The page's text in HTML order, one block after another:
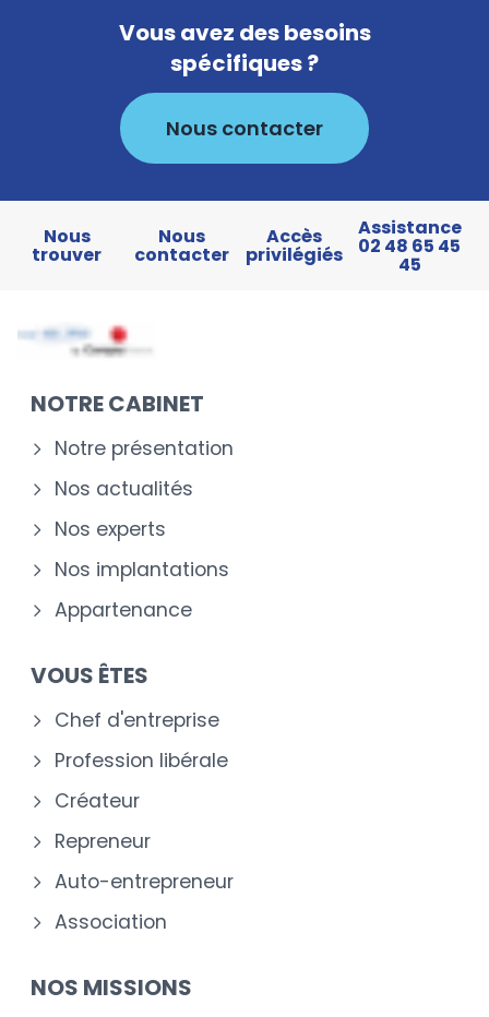
Vous avez des besoins
spécifiques ?
Nous contacter
Nous
trouver
Nous
contacter
Accès
privilégiés
Assistance
02 48 65 45
45
NOTRE CABINET
Notre présentation
Nos actualités
Nos experts
Nos implantations
Appartenance
VOUS ÊTES
Chef d'entreprise
Profession libérale
Créateur
Repreneur
Auto-entrepreneur
Association
NOS MISSIONS